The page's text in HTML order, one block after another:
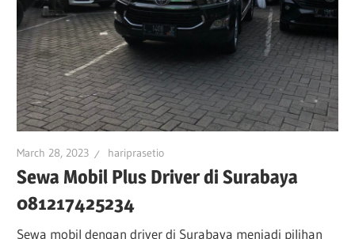
March 28, 2023 hariprasetio
Sewa Mobil Plus Driver di Surabaya
081217425234
Sewa mobil dengan driver di Surabaya menjadi pilihan